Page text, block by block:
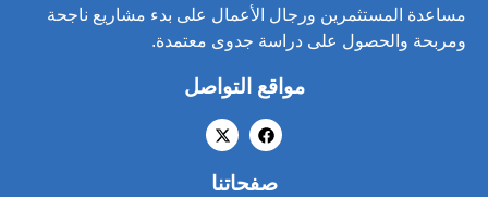
مساعدة المستثمرين ورجال الأعمال على بدء مشاريع ناجحة
ومربحة والحصول على دراسة جدوى معتمدة.
مواقع التواصل
صفحاتنا